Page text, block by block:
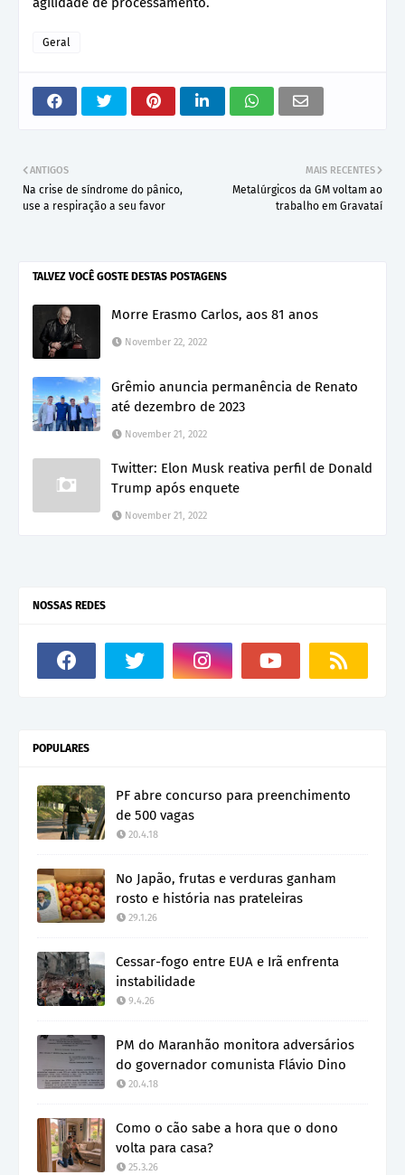
Geral
MAIS RECENTES
Metalúrgicos da GM voltam ao
trabalho em Gravataí
ANTIGOS
Na crise de síndrome do pânico,
use a respiração a seu favor
TALVEZ VOCÊ GOSTE DESTAS POSTAGENS
Morre Erasmo Carlos, aos 81 anos
November 22, 2022
Grêmio anuncia permanência de Renato
até dezembro de 2023
November 21, 2022
Twitter: Elon Musk reativa perfil de Donald
Trump após enquete
November 21, 2022
NOSSAS REDES
POPULARES
PF abre concurso para preenchimento
de 500 vagas
20.4.18
No Japão, frutas e verduras ganham
rosto e história nas prateleiras
29.1.26
Cessar-fogo entre EUA e Irã enfrenta
instabilidade
9.4.26
PM do Maranhão monitora adversários
do governador comunista Flávio Dino
20.4.18
Como o cão sabe a hora que o dono
volta para casa?
25.3.26